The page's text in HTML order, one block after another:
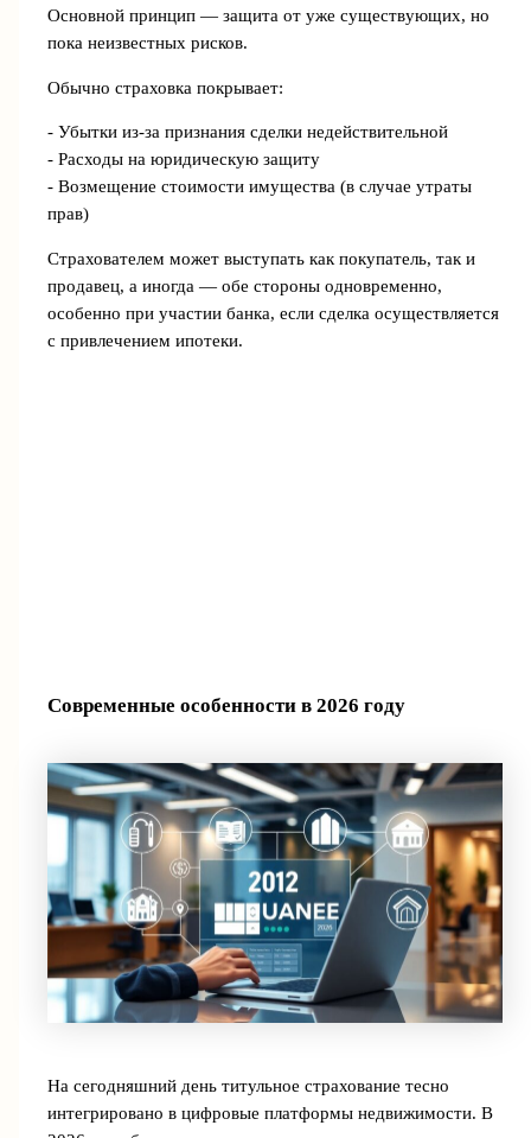
Основной принцип — защита от уже существующих, но
пока неизвестных рисков.
Обычно страховка покрывает:
- Убытки из-за признания сделки недействительной
- Расходы на юридическую защиту
- Возмещение стоимости имущества (в случае утраты
прав)
Страхователем может выступать как покупатель, так и
продавец, а иногда — обе стороны одновременно,
особенно при участии банка, если сделка осуществляется
с привлечением ипотеки.
Современные особенности в 2026 году
На сегодняшний день титульное страхование тесно
интегрировано в цифровые платформы недвижимости. В